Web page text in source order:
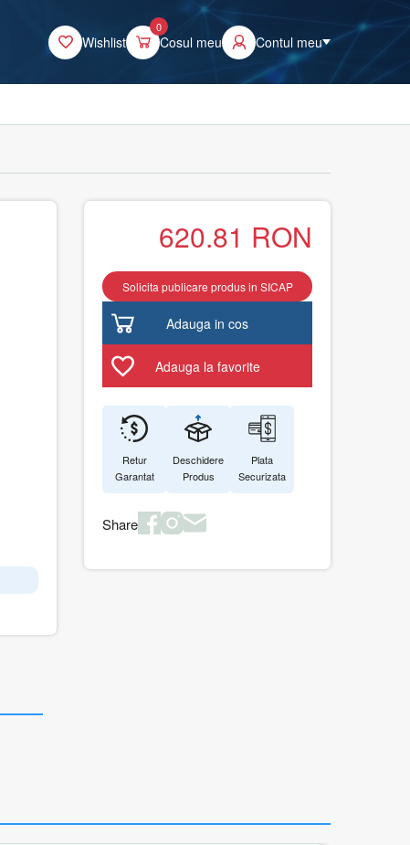
Wishlist
0
Cosul meu Contul meu
620.81 RON
Solicita publicare produs in SICAP
Adauga in cos
Adauga la favorite
Retur
Garantat
Deschidere
Produs
Plata
Securizata
Share